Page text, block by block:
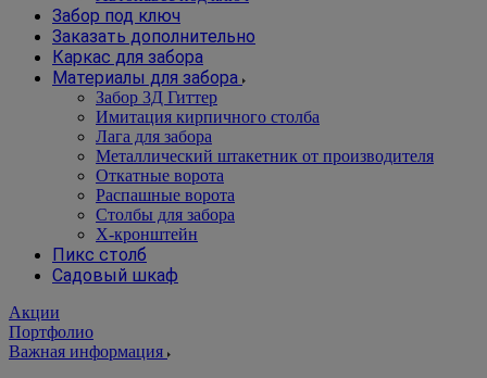
Забор под ключ
Заказать дополнительно
Каркас для забора
Материалы для забора
Забор 3Д Гиттер
Имитация кирпичного столба
Лага для забора
Металлический штакетник от производителя
Откатные ворота
Распашные ворота
Столбы для забора
Х-кронштейн
Пикс столб
Садовый шкаф
Акции
Портфолио
Важная информация